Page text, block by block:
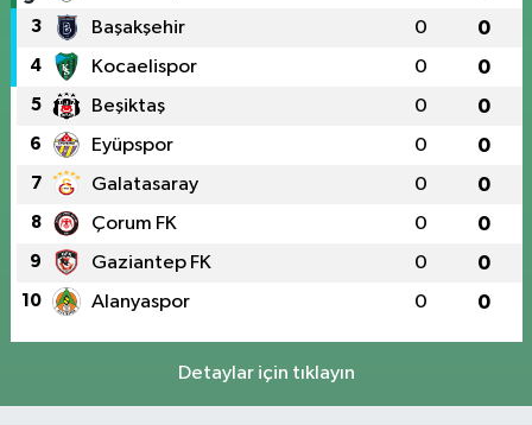
3 Başakşehir 0 0
4 Kocaelispor 0 0
5 Beşiktaş 0 0
6 Eyüpspor 0 0
7 Galatasaray 0 0
8 Çorum FK 0 0
9 Gaziantep FK 0 0
10 Alanyaspor 0 0
Detaylar için tıklayın